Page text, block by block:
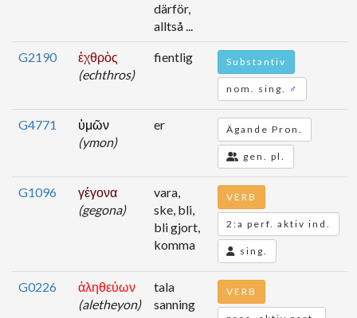
därför,
alltså ...
G2190
ἐχθρὸς
(echthros)
fientlig Substantiv
nom. sing. ♂
G4771
ὑμῶν
(ymon)
er Ägande Pron.
gen. pl.
G1096
γέγονα
(gegona)
vara,
ske, bli,
bli gjort,
komma
VERB
2:a perf. aktiv ind.
sing.
G0226
ἀληθεύων
(aletheyon)
tala
sanning
VERB